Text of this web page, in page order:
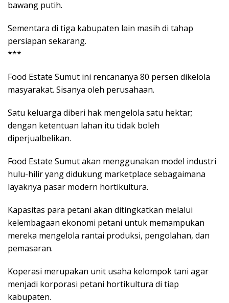
bawang putih.
Sementara di tiga kabupaten lain masih di tahap
persiapan sekarang.
***
Food Estate Sumut ini rencananya 80 persen dikelola
masyarakat. Sisanya oleh perusahaan.
Satu keluarga diberi hak mengelola satu hektar;
dengan ketentuan lahan itu tidak boleh
diperjualbelikan.
Food Estate Sumut akan menggunakan model industri
hulu-hilir yang didukung marketplace sebagaimana
layaknya pasar modern hortikultura.
Kapasitas para petani akan ditingkatkan melalui
kelembagaan ekonomi petani untuk memampukan
mereka mengelola rantai produksi, pengolahan, dan
pemasaran.
Koperasi merupakan unit usaha kelompok tani agar
menjadi korporasi petani hortikultura di tiap
kabupaten.